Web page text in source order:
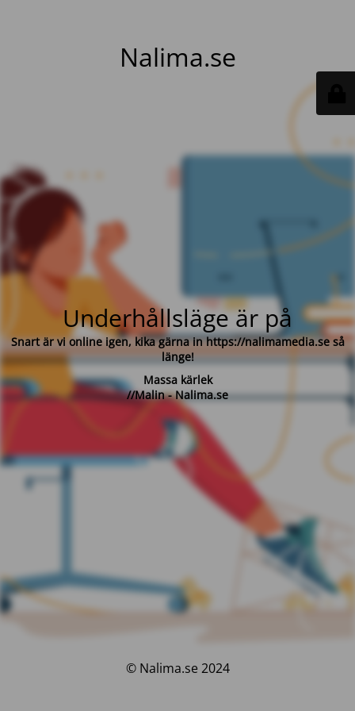
Nalima.se
Underhållsläge är på
Snart är vi online igen, kika gärna in https://nalimamedia.se så
länge!
Massa kärlek
//Malin - Nalima.se
© Nalima.se 2024